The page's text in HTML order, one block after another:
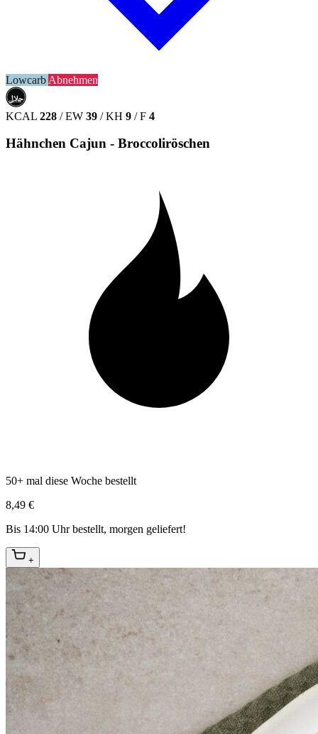
Lowcarb Abnehmen
حلال
HALAL
KCAL 228 / EW 39 / KH 9 / F 4
Hähnchen Cajun - Broccoliröschen
50+ mal diese Woche bestellt
8,49 €
Bis 14:00 Uhr bestellt, morgen geliefert!
+